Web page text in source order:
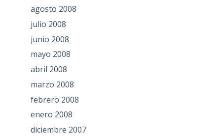
agosto 2008
julio 2008
junio 2008
mayo 2008
abril 2008
marzo 2008
febrero 2008
enero 2008
diciembre 2007